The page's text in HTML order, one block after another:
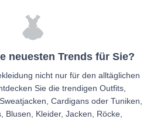
neuesten Trends für Sie?
nicht nur für den alltäglichen
Sie die trendigen Outfits,
Cardigans oder Tuniken,
Blusen, Kleider, Jacken, Röcke,